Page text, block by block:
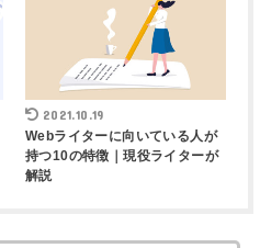
2021.10.19
Webライターに向いている人が
持つ10の特徴｜現役ライターが
解説